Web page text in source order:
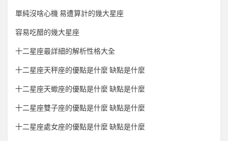
單純沒啥心機 易遭算計的幾大星座
容易吃醋的幾大星座
十二星座最詳細的解析性格大全
十二星座天秤座的優點是什麼 缺點是什麼
十二星座天蠍座的優點是什麼 缺點是什麼
十二星座雙子座的優點是什麼 缺點是什麼
十二星座處女座的優點是什麼 缺點是什麼